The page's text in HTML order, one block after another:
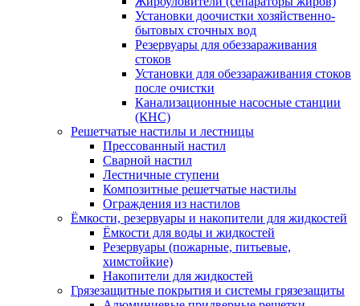
Установки доочистки хозяйственно-
бытовых сточных вод
Резервуары для обеззараживания
стоков
Установки для обеззараживания стоков
после очистки
Канализационные насосные станции
(КНС)
Решетчатые настилы и лестницы
Прессованный настил
Сварной настил
Лестничные ступени
Композитные решетчатые настилы
Ограждения из настилов
Ёмкости, резервуары и накопители для жидкостей
Ёмкости для воды и жидкостей
Резервуары (пожарные, питьевые,
химстойкие)
Накопители для жидкостей
Грязезащитные покрытия и системы грязезащиты